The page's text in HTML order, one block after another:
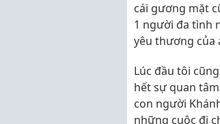
cái gương mặt
1 người đa tình
yêu thương của
Lúc đầu tôi
hết sự quan
con người
những cuộc đi